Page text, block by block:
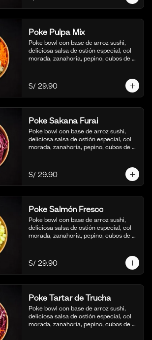
Poke Pulpa Mix
Poke bowl con base de arroz sushi,
deliciosa salsa de ostión especial, col
morada, zanahoria, pepino, cubos de
S/ 29.90
Poke Sakana Furai
Poke bowl con base de arroz sushi,
deliciosa salsa de ostión especial, col
morada, zanahoria, pepino, cubos de
S/ 29.90
Poke Salmón Fresco
Poke bowl con base de arroz sushi,
deliciosa salsa de ostión especial, col
morada, zanahoria, pepino, cubos de
S/ 29.90
Poke Tartar de Trucha
Poke bowl con base de arroz sushi,
deliciosa salsa de ostión especial, col
morada, zanahoria, pepino, cubos de